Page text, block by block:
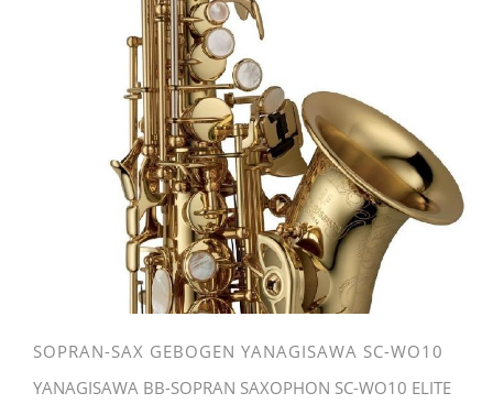
SOPRAN-SAX GEBOGEN YANAGISAWA SC-WO10
YANAGISAWA BB-SOPRAN SAXOPHON SC-WO10 ELITE